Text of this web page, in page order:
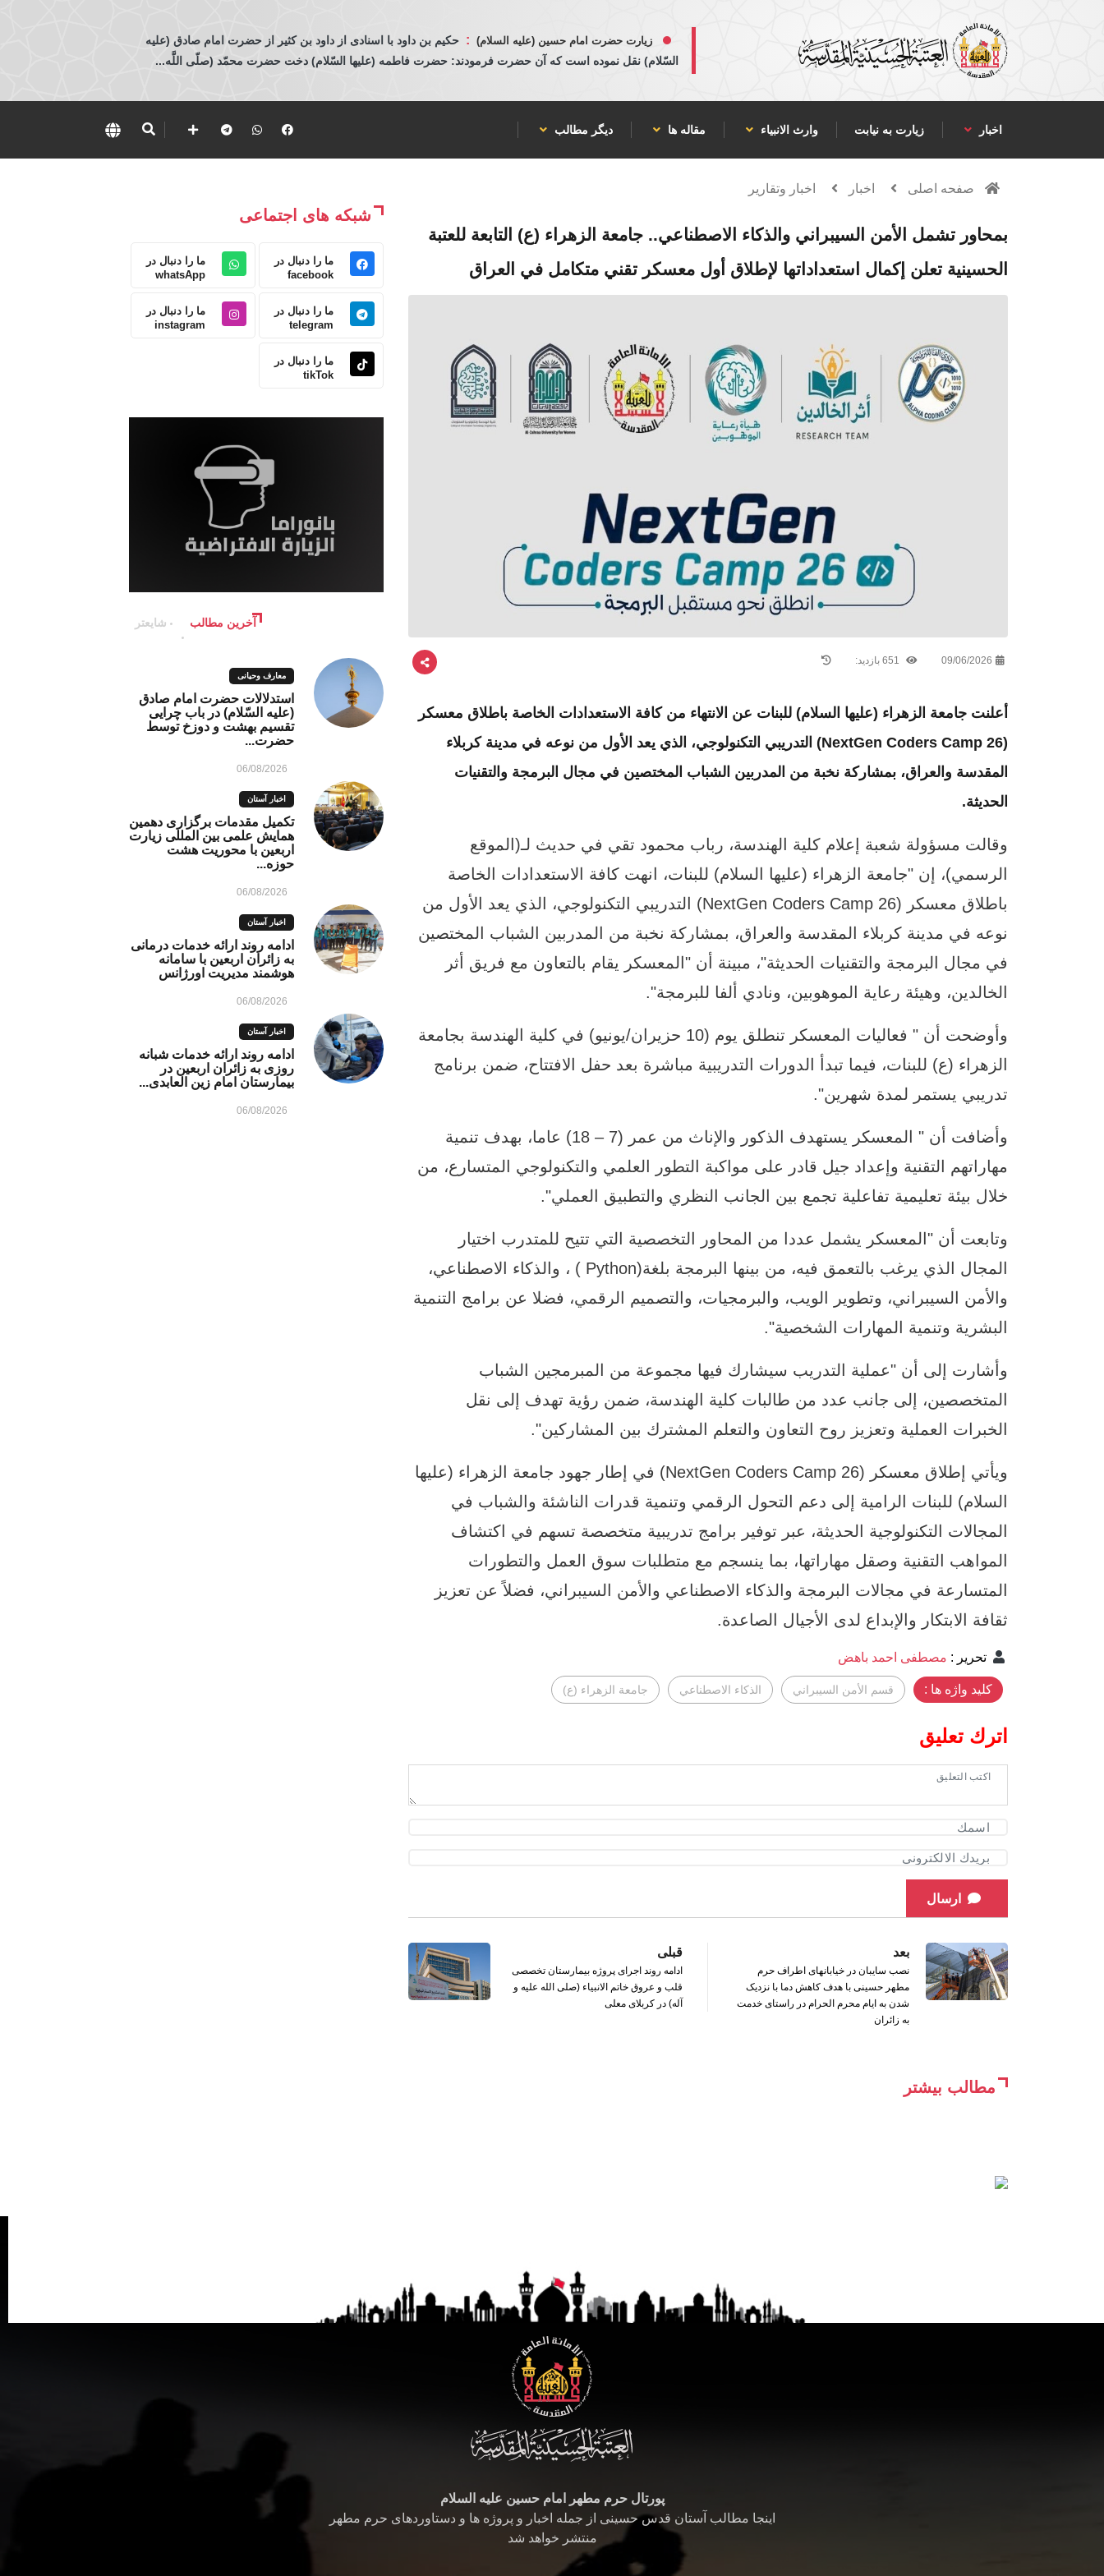
زیارت حضرت امام حسین (علیه السلام) : حكيم بن داود با اسنادی از داود بن كثير از حضرت امام صادق (عليه
السّلام) نقل نموده است كه آن حضرت فرمودند: حضرت فاطمه (عليها السّلام) دخت حضرت محمّد (صلّى اللَّه...
اخبار زیارت به نیابت وارث الانبياء مقاله ها دیگر مطالب
صفحه اصلی اخبار اخبار وتقارير
بمحاور تشمل الأمن السيبراني والذكاء الاصطناعي.. جامعة الزهراء (ع) التابعة للعتبة
الحسينية تعلن إكمال استعداداتها لإطلاق أول معسكر تقني متكامل في العراق
09/06/2026
أعلنت جامعة الزهراء (عليها السلام) للبنات عن الانتهاء من كافة الاستعدادات الخاصة باطلاق معسكر
(NextGen Coders Camp 26) التدريبي التكنولوجي، الذي يعد الأول من نوعه في مدينة كربلاء
المقدسة والعراق، بمشاركة نخبة من المدربين الشباب المختصين في مجال البرمجة والتقنيات
الحديثة.
وقالت مسؤولة شعبة إعلام كلية الهندسة، رباب محمود تقي في حديث لـ(الموقع
الرسمي)، إن "جامعة الزهراء (عليها السلام) للبنات، انهت كافة الاستعدادات الخاصة
باطلاق معسكر (NextGen Coders Camp 26) التدريبي التكنولوجي، الذي يعد الأول من
نوعه في مدينة كربلاء المقدسة والعراق، بمشاركة نخبة من المدربين الشباب المختصين
في مجال البرمجة والتقنيات الحديثة"، مبينة أن "المعسكر يقام بالتعاون مع فريق أثر
الخالدين، وهيئة رعاية الموهوبين، ونادي ألفا للبرمجة".
وأوضحت أن " فعاليات المعسكر تنطلق يوم (10 حزيران/يونيو) في كلية الهندسة بجامعة
الزهراء (ع) للبنات، فيما تبدأ الدورات التدريبية مباشرة بعد حفل الافتتاح، ضمن برنامج
تدريبي يستمر لمدة شهرين".
وأضافت أن " المعسكر يستهدف الذكور والإناث من عمر (7 – 18) عاما، بهدف تنمية
مهاراتهم التقنية وإعداد جيل قادر على مواكبة التطور العلمي والتكنولوجي المتسارع، من
خلال بيئة تعليمية تفاعلية تجمع بين الجانب النظري والتطبيق العملي".
وتابعت أن "المعسكر يشمل عددا من المحاور التخصصية التي تتيح للمتدرب اختيار
المجال الذي يرغب بالتعمق فيه، من بينها البرمجة بلغة(Python ) ، والذكاء الاصطناعي،
والأمن السيبراني، وتطوير الويب، والبرمجيات، والتصميم الرقمي، فضلا عن برامج التنمية
البشرية وتنمية المهارات الشخصية".
وأشارت إلى أن "عملية التدريب سيشارك فيها مجموعة من المبرمجين الشباب
المتخصصين، إلى جانب عدد من طالبات كلية الهندسة، ضمن رؤية تهدف إلى نقل
الخبرات العملية وتعزيز روح التعاون والتعلم المشترك بين المشاركين".
ويأتي إطلاق معسكر (NextGen Coders Camp 26) في إطار جهود جامعة الزهراء (عليها
السلام) للبنات الرامية إلى دعم التحول الرقمي وتنمية قدرات الناشئة والشباب في
المجالات التكنولوجية الحديثة، عبر توفير برامج تدريبية متخصصة تسهم في اكتشاف
المواهب التقنية وصقل مهاراتها، بما ينسجم مع متطلبات سوق العمل والتطورات
المتسارعة في مجالات البرمجة والذكاء الاصطناعي والأمن السيبراني، فضلاً عن تعزيز
ثقافة الابتكار والإبداع لدى الأجيال الصاعدة.
تحرير : مصطفى احمد باهض
کلید واژه ها : قسم الأمن السيبراني الذكاء الاصطناعي جامعة الزهراء (ع)
اترك تعليق
ارسال
قبلی
ادامه روند اجرای پروژه بیمارستان تخصصی
قلب و عروق خاتم‌ الانبیاء (صلی الله علیه و
آله) در کربلای معلی
بعد
نصب سایبان در خیابانهای اطراف حرم
مطهر حسینی با هدف کاهش دما با نزدیک
شدن به ایام محرم الحرام در راستای خدمت
به زائران
مطالب بیشتر
شبکه های اجتماعی
ما را دنبال در
facebook
ما را دنبال در
whatsApp
ما را دنبال در
telegram
ما را دنبال در
instagram
ما را دنبال در
tikTok
آخرین مطالب شایعتر
معارف وحیانی
استدلالات حضرت امام صادق
(علیه السّلام) در باب چرایی
تقسیم بهشت و دوزخ توسط
حضرت...
06/08/2026
اخبار آستان
تکمیل مقدمات برگزاری دهمین
همایش علمی بین المللی زیارت
اربعین با محوریت هشت
حوزه...
06/08/2026
اخبار آستان
ادامه روند ارائه خدمات درمانی
به زائران اربعین با سامانه
هوشمند مدیریت اورژانس
06/08/2026
اخبار آستان
ادامه روند ارائه خدمات شبانه
روزی به زائران اربعین در
بیمارستان امام زین العابدی...
06/08/2026
پورتال حرم مطهر امام حسین علیه السلام
اینجا مطالب آستان قدس حسینی از جمله اخبار و پروژه ها و دستاوردهای حرم مطهر
منتشر خواهد شد